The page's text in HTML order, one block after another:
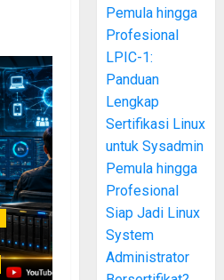
Pemula hingga
Profesional
LPIC-1:
Panduan
Lengkap
Sertifikasi Linux
untuk Sysadmin
Pemula hingga
Profesional
Siap Jadi Linux
System
Administrator